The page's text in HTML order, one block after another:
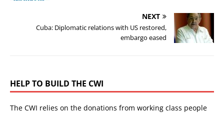
NEXT
Cuba: Diplomatic relations with US restored,
embargo eased
HELP TO BUILD THE CWI
The CWI relies on the donations from working class people